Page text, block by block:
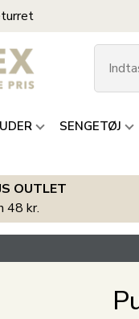
SENGETØJ
OUTLET
48 kr.